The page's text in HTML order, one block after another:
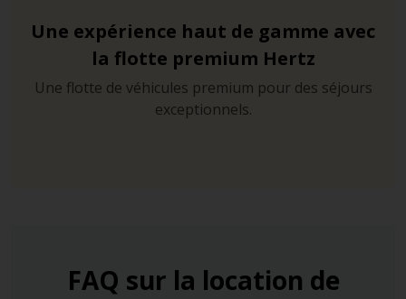
Une expérience haut de gamme avec
la flotte premium Hertz
Une flotte de véhicules premium pour des séjours
exceptionnels.
FAQ sur la location de